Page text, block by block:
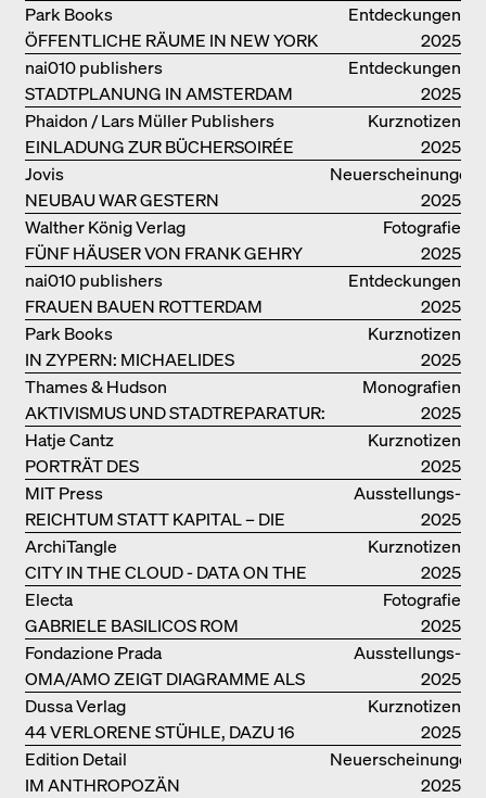
Entdeckungen
ÖFFENTLICHE RÄUME IN NEW YORK
Park Books
2025
Entdeckungen
STADTPLANUNG IN AMSTERDAM
nai010 publishers
2025
Kurznotizen
EINLADUNG ZUR BÜCHERSOIRÉE
Phaidon / Lars Müller Publishers
2025
Neuerscheinungen
NEUBAU WAR GESTERN
Jovis
2025
Fotografie
FÜNF HÄUSER VON FRANK GEHRY
Walther König Verlag
2025
Entdeckungen
FRAUEN BAUEN ROTTERDAM
nai010 publishers
2025
Kurznotizen
IN ZYPERN: MICHAELIDES
RESIDENCE
Park Books
2025
Monografien
AKTIVISMUS UND STADTREPARATUR:
ASSEMBLE
Thames & Hudson
2025
Kurznotizen
PORTRÄT DES
PRODUKTIONSGEBÄUDES THE PLUS
DER BJARKE INGELS GROUP
Hatje Cantz
2025
Ausstellungs­
kataloge
REICHTUM STATT KAPITAL – DIE
ARCHITEKTUR VON ANUPAMA
KUNDOO
MIT Press
2025
Kurznotizen
CITY IN THE CLOUD - DATA ON THE
GROUND
ArchiTangle
2025
Fotografie
GABRIELE BASILICOS ROM
Electa
2025
Ausstellungs­
kataloge
OMA/AMO ZEIGT DIAGRAMME ALS
NARRATIVE DER ERKENNTNIS
Fondazione Prada
2025
Kurznotizen
44 VERLORENE STÜHLE, DAZU 16
SOFAS UND BÄNKE
Dussa Verlag
2025
Neuerscheinungen
IM ANTHROPOZÄN
Edition Detail
2025